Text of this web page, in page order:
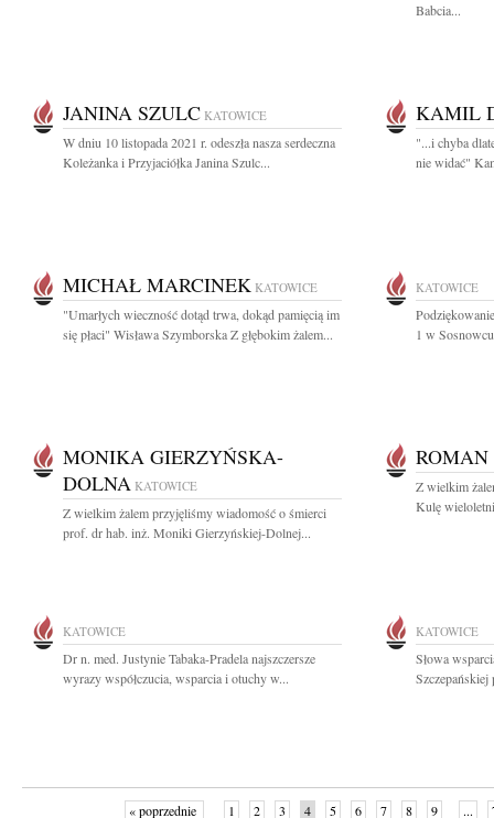
Babcia...
JANINA SZULC KATOWICE
W dniu 10 listopada 2021 r. odeszła nasza serdeczna
Koleżanka i Przyjaciółka Janina Szulc...
KAMIL
"...i chyba
nie widać"
MICHAŁ MARCINEK KATOWICE
"Umarłych wieczność dotąd trwa, dokąd pamięcią im
się płaci" Wisława Szymborska Z głębokim żalem...
KATOWICE
1 w
MONIKA GIERZYŃSKA-
DOLNA KATOWICE
Z wielkim żalem przyjęliśmy wiadomość o śmierci
prof. dr hab. inż. Moniki Gierzyńskiej-Dolnej...
Z wielkim
Kulę
KATOWICE
Dr n. med. Justynie Tabaka-Pradela najszczersze
wyrazy współczucia, wsparcia i otuchy w...
KATOWICE
Słowa
« poprzednie 1 2 3 4 5 6 7 8 9 ...